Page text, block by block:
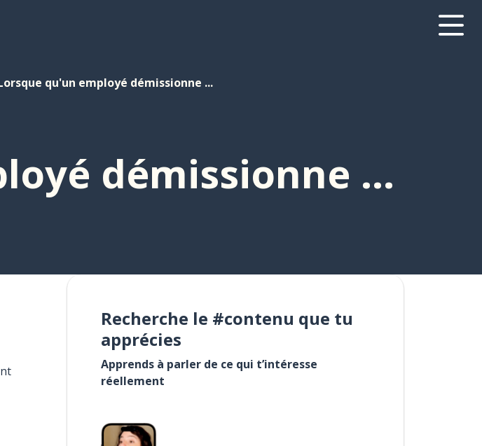
qu'un employé démissionne ...
démissionne ...
Recherche le #contenu que tu
apprécies
Apprends à parler de ce qui t’intéresse
réellement